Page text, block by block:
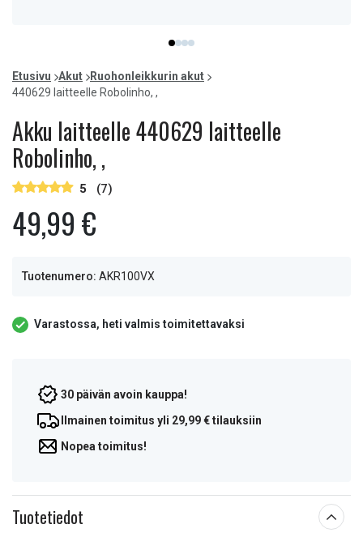
item
0
item
1
item
2
item
3
of
4
Etusivu Akut
Ruohonleikkurin akut
440629 laitteelle Robolinho, ,
Akku laitteelle 440629 laitteelle
Robolinho, ,
5 (7)
49,99 €
Tuotenumero: AKR100VX
Varastossa, heti valmis toimitettavaksi
30 päivän avoin kauppa!
Ilmainen toimitus yli 29,99 € tilauksiin
Nopea toimitus!
Tuotetiedot